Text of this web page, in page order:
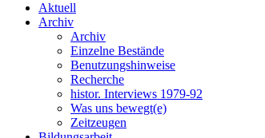
Aktuell
Archiv
Archiv
Einzelne Bestände
Benutzungshinweise
Recherche
histor. Interviews 1979-92
Was uns bewegt(e)
Zeitzeugen